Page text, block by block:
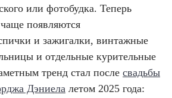
или фотобудка. Теперь
появляются
и зажигалки, винтажные
и отдельные курительные
тренд стал после свадьбы
Дэниела летом 2025 года: